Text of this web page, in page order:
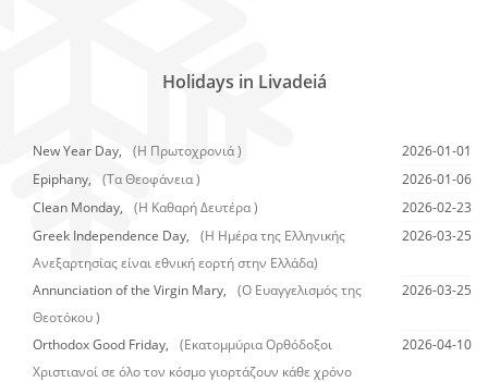
Holidays in Livadeiá
New Year Day, (Η Πρωτοχρονιά )
2026-01-01
Epiphany,
(Τα Θεοφάνεια )
2026-01-06
Clean Monday,
(Η Καθαρή Δευτέρα )
2026-02-23
Greek Independence Day,
(Η Ημέρα της Ελληνικής
Ανεξαρτησίας είναι εθνική εορτή στην Ελλάδα)
2026-03-25
Annunciation of the Virgin Mary,
(Ο Ευαγγελισμός της
Θεοτόκου )
2026-03-25
Orthodox Good Friday,
(Εκατομμύρια Ορθόδοξοι
Χριστιανοί σε όλο τον κόσμο γιορτάζουν κάθε χρόνο
2026-04-10